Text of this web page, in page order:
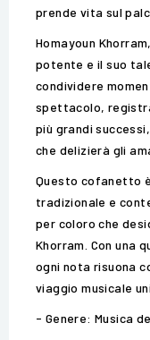
prende vita sul
Homayoun
potente e il suo
condividere
spettacolo,
più grandi
che delizierà gli
Questo cofanetto
tradizionale e
per coloro che
Khorram. Con una
ogni nota risuona
viaggio musicale
- Genere: Musica